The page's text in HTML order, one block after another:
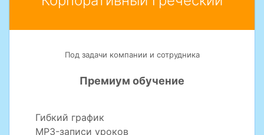
Под задачи компании и сотрудника
Премиум обучение
Гибкий график
MP3-записи уроков